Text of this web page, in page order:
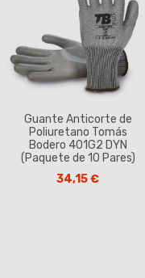
Guante Anticorte de
Poliuretano Tomás
Bodero 401G2 DYN
(Paquete de 10 Pares)
34,15 €